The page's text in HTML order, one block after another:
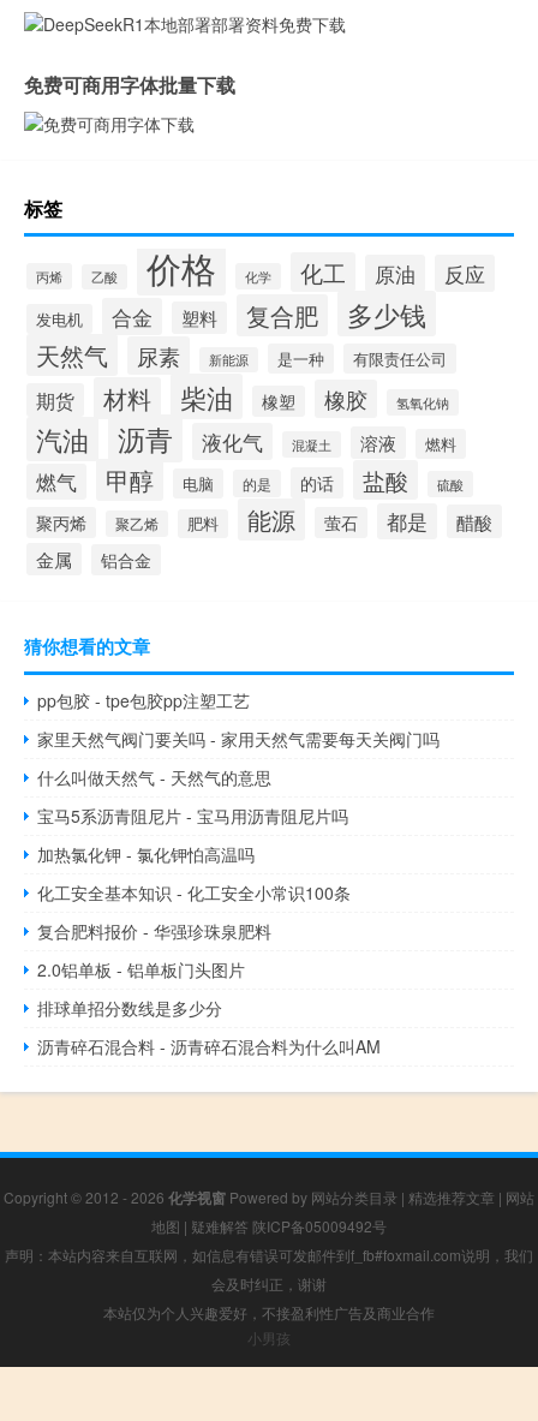
免费可商用字体批量下载
标签
丙烯 乙酸 价格 化学 化工 原油 反应
发电机 合金 塑料 复合肥 多少钱
天然气 尿素 新能源 是一种 有限责任公司
期货 材料 柴油 橡塑 橡胶 氢氧化钠
汽油 沥青 液化气 混凝土 溶液 燃料
燃气 甲醇 电脑 的是 的话 盐酸 硫酸
聚丙烯 聚乙烯 肥料 能源 萤石 都是 醋酸
金属 铝合金
猜你想看的文章
pp包胶 - tpe包胶pp注塑工艺
家里天然气阀门要关吗 - 家用天然气需要每天关阀门吗
什么叫做天然气 - 天然气的意思
宝马5系沥青阻尼片 - 宝马用沥青阻尼片吗
加热氯化钾 - 氯化钾怕高温吗
化工安全基本知识 - 化工安全小常识100条
复合肥料报价 - 华强珍珠泉肥料
2.0铝单板 - 铝单板门头图片
排球单招分数线是多少分
沥青碎石混合料 - 沥青碎石混合料为什么叫AM
Copyright © 2012 - 2026 化学视窗 Powered by 网站分类目录 | 精选推荐文章 | 网站
地图 | 疑难解答 陕ICP备05009492号
声明：本站内容来自互联网，如信息有错误可发邮件到f_fb#foxmail.com说明，我们
会及时纠正，谢谢
本站仅为个人兴趣爱好，不接盈利性广告及商业合作
小男孩